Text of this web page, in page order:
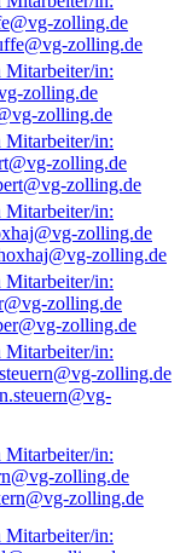
zolling.de
zolling.de
zolling.de
zolling.de
zolling.de
zolling.de